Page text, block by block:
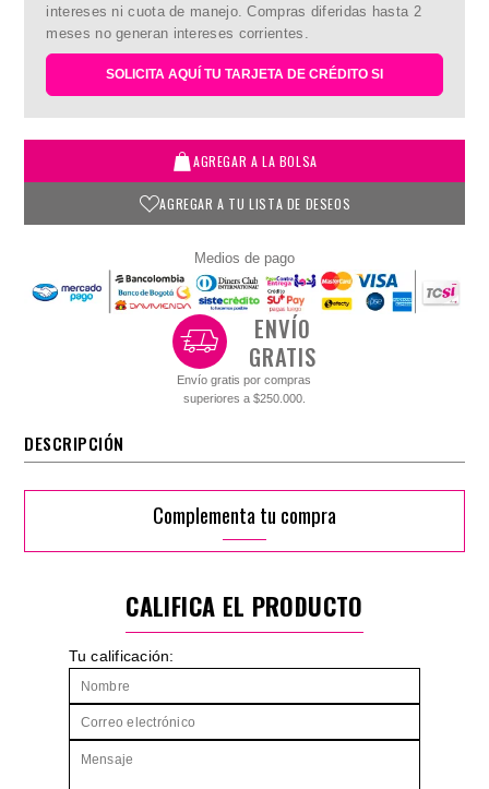
intereses ni cuota de manejo. Compras diferidas hasta 2
meses no generan intereses corrientes.
SOLICITA AQUÍ TU TARJETA DE CRÉDITO SI
AGREGAR A LA BOLSA
AGREGAR A TU LISTA DE DESEOS
Medios de pago
ENVÍO
GRATIS
Envío gratis por compras
superiores a $250.000.
DESCRIPCIÓN
Complementa tu compra
CALIFICA EL PRODUCTO
Tu calificación: